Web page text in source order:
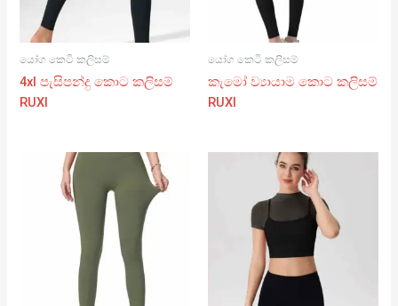
යෝග කෙටි කලිසම්
4xl පැසිපන්දු කොට කලිසම්
RUXI
යෝග කෙටි කලිසම්
කැමෝ ව්‍යායාම කොට කලිසම්
RUXI